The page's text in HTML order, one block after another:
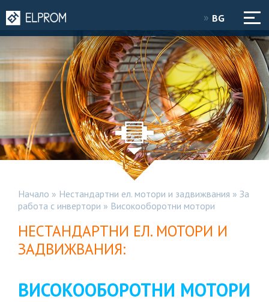
BG
Начало » Нестандартни ел. мотори и задвижвания » За
работа с инвертори » Високооборотни мотори
НЕСТАНДАРТНИ ЕЛ. МОТОРИ И
ЗАДВИЖВАНИЯ:
ВИСОКООБОРОТНИ МОТОРИ